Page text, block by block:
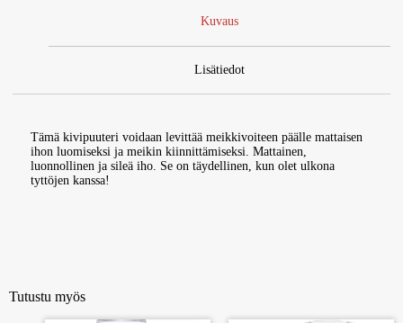
Kuvaus
Lisätiedot
Tämä kivipuuteri voidaan levittää meikkivoiteen päälle mattaisen
ihon luomiseksi ja meikin kiinnittämiseksi. Mattainen,
luonnollinen ja sileä iho. Se on täydellinen, kun olet ulkona
tyttöjen kanssa!
Tutustu myös